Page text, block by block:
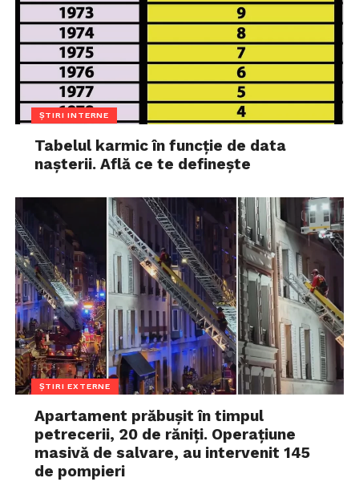
ȘTIRI INTERNE
Tabelul karmic în funcție de data
nașterii. Află ce te definește
ȘTIRI EXTERNE
Apartament prăbușit în timpul
petrecerii, 20 de răniți. Operațiune
masivă de salvare, au intervenit 145
de pompieri